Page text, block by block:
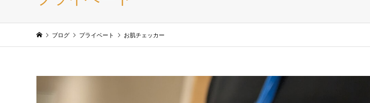
ブログ プライベート お肌チェッカー